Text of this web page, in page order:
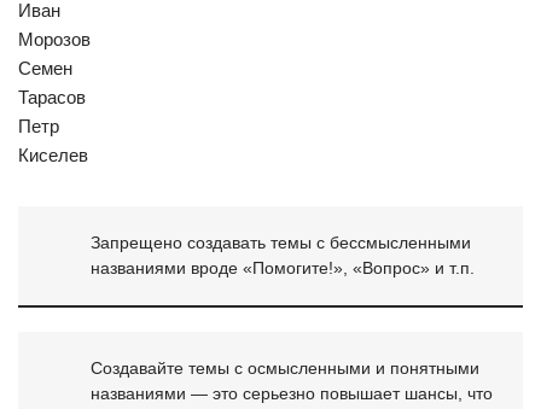
Иван
Морозов
Семен
Тарасов
Петр
Киселев
Запрещено создавать темы с бессмысленными
названиями вроде «Помогите!», «Вопрос» и т.п.
Создавайте темы с осмысленными и понятными
названиями — это серьезно повышает шансы, что